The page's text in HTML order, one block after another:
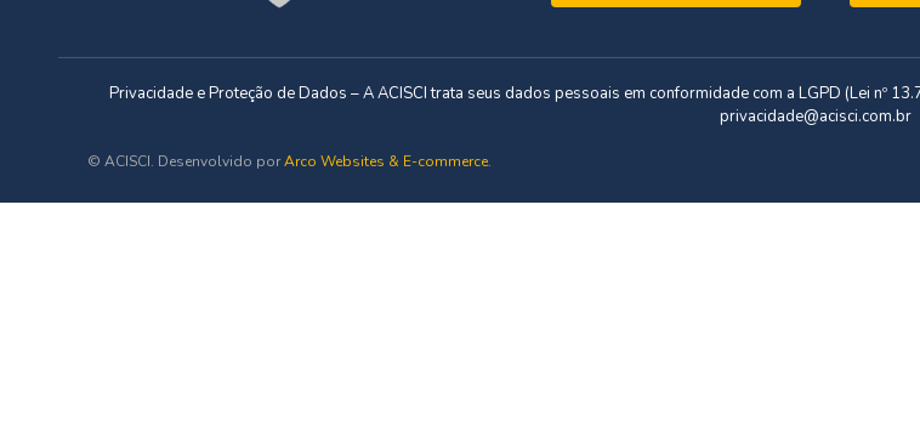
Privacidade e Proteção de Dados – A ACISCI trata seus dados pessoais em conformidade com a LGPD (Lei nº
privacidade@acisci.com.br
© ACISCI. Desenvolvido porArco Websites & E-commerce.